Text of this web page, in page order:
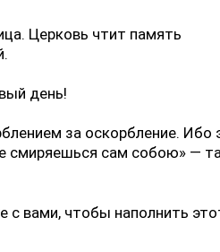
Церковь чтит память
день!
за оскорбление. Ибо
смиряешься сам собою» —
с вами, чтобы наполнить